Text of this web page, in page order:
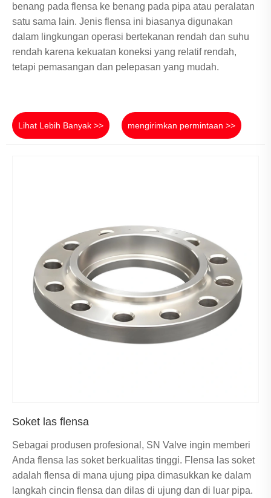
benang pada flensa ke benang pada pipa atau peralatan
satu sama lain. Jenis flensa ini biasanya digunakan
dalam lingkungan operasi bertekanan rendah dan suhu
rendah karena kekuatan koneksi yang relatif rendah,
tetapi pemasangan dan pelepasan yang mudah.
Lihat Lebih Banyak >> mengirimkan permintaan >>
Soket las flensa
Sebagai produsen profesional, SN Valve ingin memberi
Anda flensa las soket berkualitas tinggi. Flensa las soket
adalah flensa di mana ujung pipa dimasukkan ke dalam
langkah cincin flensa dan dilas di ujung dan di luar pipa.